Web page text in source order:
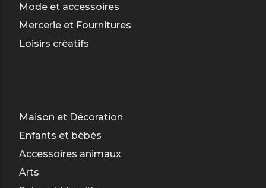
Mode et accessoires
Mercerie et Fournitures
Loisirs créatifs
Maison et Décoration
Enfants et bébés
Accessoires animaux
Arts